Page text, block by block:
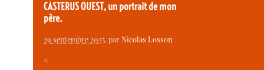
CASTERUS OUEST, un portrait de mon
père.
29 septembre 2025, parNicolas Losson
<